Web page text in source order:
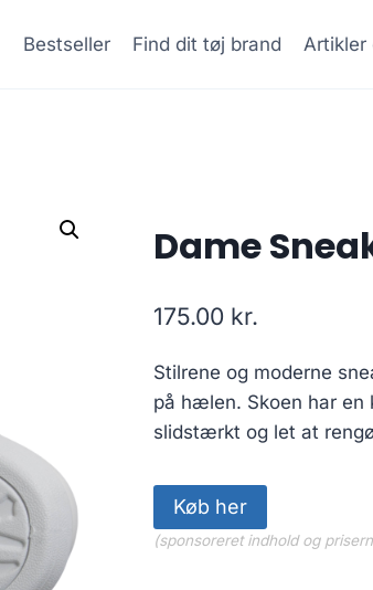
Bestseller Find dit tøj brand Artikler
Dame
175.00 kr.
Stilrene og moderne
på hælen. Skoen har en
slidstærkt og let at
Køb her
(sponsoreret indhold og